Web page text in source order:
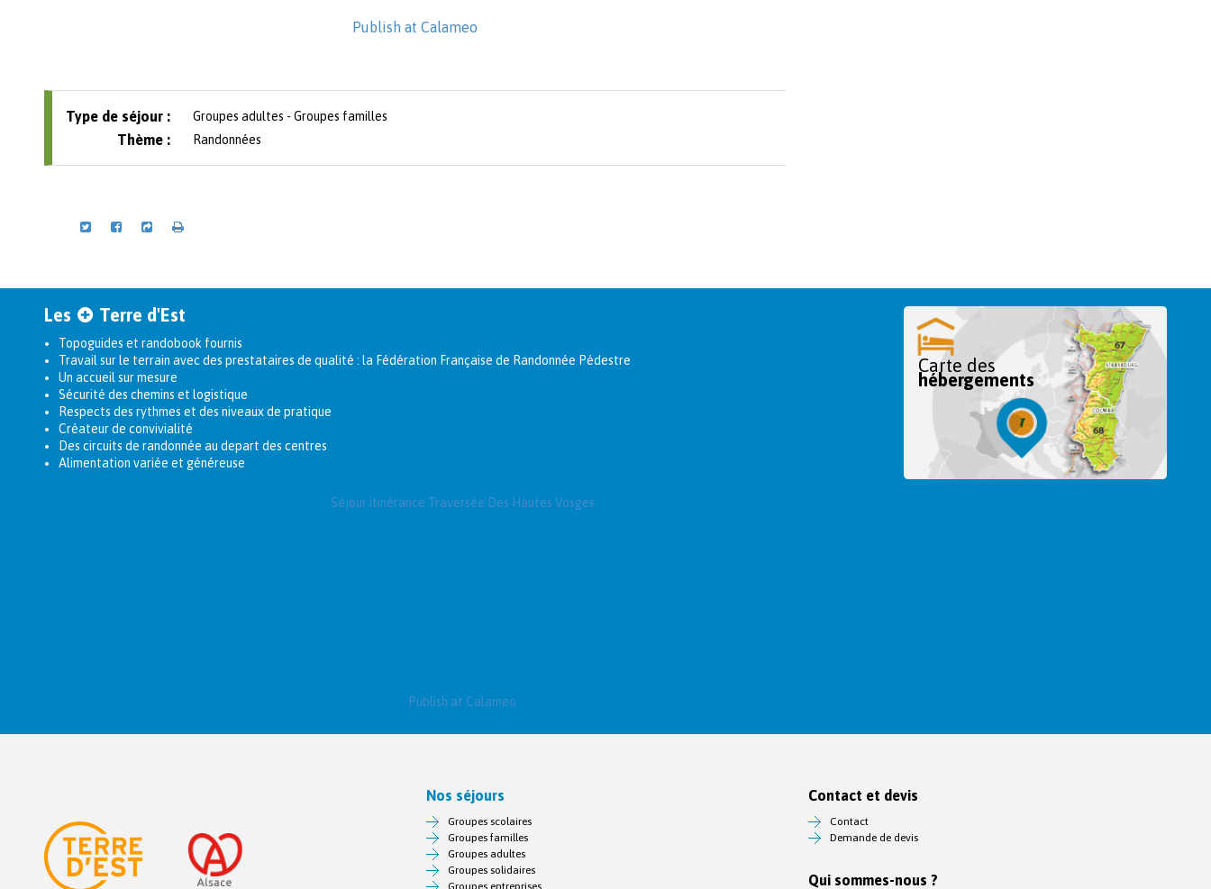
Publish at Calameo
Type de séjour : Groupes adultes - Groupes familles
Thème : Randonnées
Les Terre d'Est
Topoguides et randobook fournis
Travail sur le terrain avec des prestataires de qualité : la Fédération Française de Randonnée Pédestre
Un accueil sur mesure
Sécurité des chemins et logistique
Respects des rythmes et des niveaux de pratique
Créateur de convivialité
Des circuits de randonnée au depart des centres
Alimentation variée et généreuse
Séjour itinérance Traversée Des Hautes Vosges
Publish at Calameo
Carte des
hébergements
Nos séjours
Groupes scolaires
Groupes familles
Groupes adultes
Groupes solidaires
Groupes entreprises
Contact et devis
Contact
Demande de devis
Qui sommes-nous ?